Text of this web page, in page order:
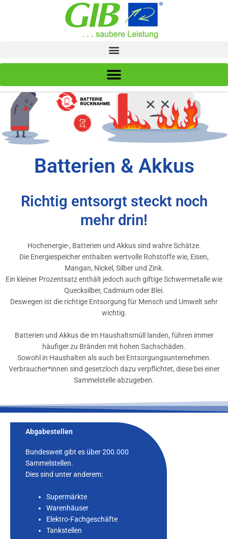
Batterien & Akkus
Richtig entsorgt steckt noch
mehr drin!
Hochenergie-, Batterien und Akkus sind wahre Schätze.
Die Energiespeicher enthalten wertvolle Rohstoffe wie, Eisen,
Mangan, Nickel, Silber und Zink.
Ein kleiner Prozentsatz enthält jedoch auch giftige Schwermetalle wie
Quecksilber, Cadmium oder Blei.
Deswegen ist die richtige Entsorgung für Mensch und Umwelt sehr
wichtig.
Batterien und Akkus die im Haushaltsmüll landen, führen immer
häufiger zu Bränden mit hohen Sachschäden.
Sowohl in Haushalten als auch bei Entsorgungsunternehmen.
Verbraucher*innen sind gesetzloch dazu verpflichtet, diese bei einer
Sammelstelle abzugeben.
Abgabestellen
Bundesweit gibt es über 200.000
Sammelstellen.
Dies sind unter anderem:
Supermärkte
Warenhäuser
Elektro-Fachgeschäfte
Tankstellen